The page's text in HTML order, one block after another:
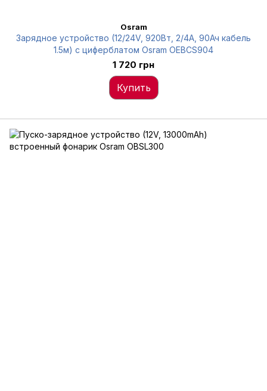
Osram
Зарядное устройство (12/24V, 920Вт, 2/4А, 90Ач кабель
1.5м) с циферблатом Osram OEBCS904
1 720 грн
Купить